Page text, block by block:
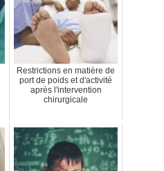
Restrictions en matière de
port de poids et d'activité
après l'intervention
chirurgicale